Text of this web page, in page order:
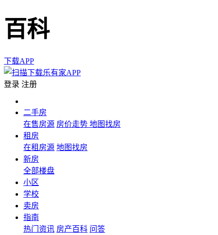
百科
下载APP
登录 注册
二手房
在售房源 房价走势 地图找房
租房
在租房源 地图找房
新房
全部楼盘
小区
学校
卖房
指南
热门资讯 房产百科 问答